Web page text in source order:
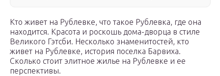
Кто живет на Рублевке, что такое Рублевка, где она
находится. Красота и роскошь дома-дворца в стиле
Великого Гэтсби. Несколько знаменитостей, кто
живет на Рублевке, история поселка Барвиха.
Сколько стоит элитное жилье на Рублевке и ее
перспективы.